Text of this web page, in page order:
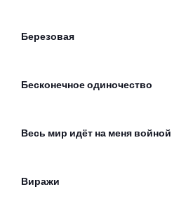
Березовая
Бесконечное одиночество
Весь мир идёт на меня войной
Виражи